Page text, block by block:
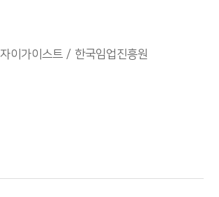
자이가이스트 한국임업진흥원